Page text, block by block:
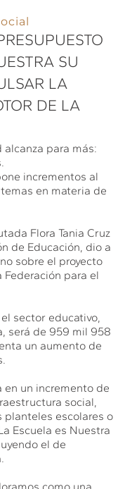
SU
LA
DE LA
alcanza para más:
incrementos al
en materia de
Flora Tania Cruz
de Educación, dio a
sobre el proyecto
para el
sector educativo,
será de 959 mil 958
un aumento de
en un incremento de
social,
planteles escolares o
Escuela es Nuestra
el de